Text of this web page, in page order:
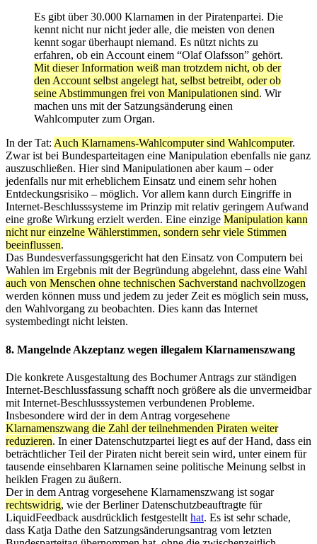
Es gibt über 30.000 Klarnamen in der Piratenpartei. Die
kennt nicht nur nicht jeder alle, die meisten von denen
kennt sogar überhaupt niemand. Es nützt nichts zu
erfahren, ob ein Account einem “Olaf Olafsson” gehört.
Mit dieser Information weiß man trotzdem nicht, ob der
den Account selbst angelegt hat, selbst betreibt, oder ob
seine Abstimmungen frei von Manipulationen sind. Wir
machen uns mit der Satzungsänderung einen
Wahlcomputer zum Organ.
In der Tat: Auch Klarnamens-Wahlcomputer sind Wahlcomputer.
Zwar ist bei Bundesparteitagen eine Manipulation ebenfalls nie ganz
auszuschließen. Hier sind Manipulationen aber kaum – oder
jedenfalls nur mit erheblichem Einsatz und einem sehr hohen
Entdeckungsrisiko – möglich. Vor allem kann durch Eingriffe in
Internet-Beschlusssysteme im Prinzip mit relativ geringem Aufwand
eine große Wirkung erzielt werden. Eine einzige Manipulation kann
nicht nur einzelne Wählerstimmen, sondern sehr viele Stimmen
beeinflussen.
Das Bundesverfassungsgericht hat den Einsatz von Computern bei
Wahlen im Ergebnis mit der Begründung abgelehnt, dass eine Wahl
auch von Menschen ohne technischen Sachverstand nachvollzogen
werden können muss und jedem zu jeder Zeit es möglich sein muss,
den Wahlvorgang zu beobachten. Dies kann das Internet
systembedingt nicht leisten.
8. Mangelnde Akzeptanz wegen illegalem Klarnamenszwang
Die konkrete Ausgestaltung des Bochumer Antrags zur ständigen
Internet-Beschlussfassung schafft noch größere als die unvermeidbar
mit Internet-Beschlusssystemen verbundenen Probleme.
Insbesondere wird der in dem Antrag vorgesehene
Klarnamenszwang die Zahl der teilnehmenden Piraten weiter
reduzieren. In einer Datenschutzpartei liegt es auf der Hand, dass ein
beträchtlicher Teil der Piraten nicht bereit sein wird, unter einem für
tausende einsehbaren Klarnamen seine politische Meinung selbst in
heiklen Fragen zu äußern.
Der in dem Antrag vorgesehene Klarnamenszwang ist sogar
rechtswidrig, wie der Berliner Datenschutzbeauftragte für
LiquidFeedback ausdrücklich festgestellt hat. Es ist sehr schade,
dass Katja Dathe den Satzungsänderungsantrag vom letzten